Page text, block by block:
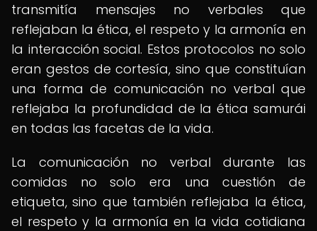
transmitía mensajes no verbales que
reflejaban la ética, el respeto y la armonía en
la interacción social. Estos protocolos no solo
eran gestos de cortesía, sino que constituían
una forma de comunicación no verbal que
reflejaba la profundidad de la ética samurái
en todas las facetas de la vida.
La comunicación no verbal durante las
comidas no solo era una cuestión de
etiqueta, sino que también reflejaba la ética,
el respeto y la armonía en la vida cotidiana